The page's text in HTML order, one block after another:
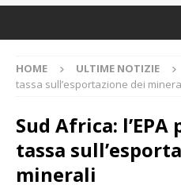
HOME ULTIME NOTIZIE
tassa sull’esportazione dei
Sud Africa:
tassa
minerali